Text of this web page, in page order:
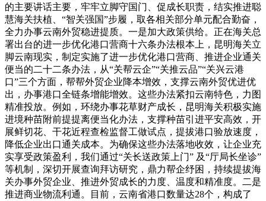
的主要讲话主要，牢牢立脚守国门、促成长职责，结实推进聪
慧海关扶植、“智关强国”步履，取各相关部分单元配合勤奋，
全力办事云南外贸稳进提质。一是加大政策供给。正在海关总
署出台的进一步优化港口营商十六条办法根本上，昆明海关立
脚云南现实，制定实施了进一步优化港口营商、推进企业通关
便当的二十二条办法，从“关帮云企”“关推云品”“关兴云港
口”三个方面，帮帮外贸企业降本增效，支撑云南外贸优进优
出，办事港口全链条增能增效。这些办法紧扣云南特色，力图
精准投放。例如，环绕办事花草财产成长，昆明海关积极实施
进境种苗附前提提离便当化办法，支撑种苗引进平安高效，开
展鲜切花、干花近程查检监督工做试点，提拔港口验放速度，
降低企业出口通关成本。为确保这些办法落地收效，让企业充
实享受政策盈利，我们通过“关长送政策上门” 及“厅局长坐诊”
等机制，深切开展查询拜访研究，鼎力帮企纾困，持续提拔海
关办事外贸企业、推进外贸成长的力度、温度和精准度。二是
推进商业物流利通。目前，云南省港口数量达28个，构成了